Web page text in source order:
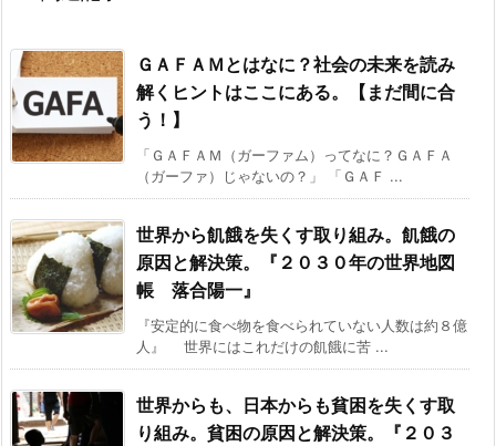
ＧＡＦＡＭとはなに？社会の未来を読み
解くヒントはここにある。【まだ間に合
う！】
「ＧＡＦＡＭ（ガーファム）ってなに？ＧＡＦＡ
（ガーファ）じゃないの？」 「ＧＡＦ ...
世界から飢餓を失くす取り組み。飢餓の
原因と解決策。『２０３０年の世界地図
帳 落合陽一』
『安定的に食べ物を食べられていない人数は約８億
人』 世界にはこれだけの飢餓に苦 ...
世界からも、日本からも貧困を失くす取
り組み。貧困の原因と解決策。『２０３